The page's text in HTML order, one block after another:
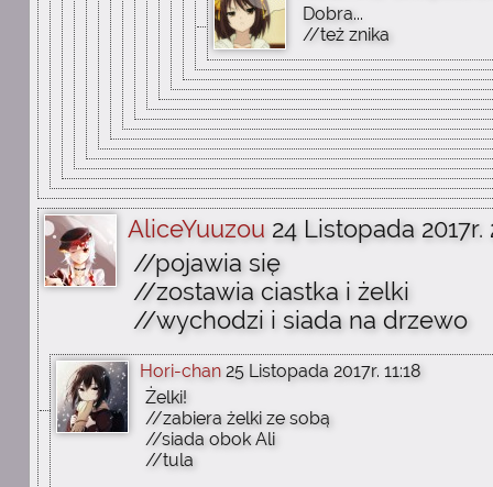
Dobra...
//też znika
AliceYuuzou 24 Listopada 2017r.
//pojawia się
//zostawia ciastka i żelki
//wychodzi i siada na drzewo
Hori-chan 25 Listopada 2017r. 11:18
Żelki!
//zabiera żelki ze sobą
//siada obok Ali
//tula